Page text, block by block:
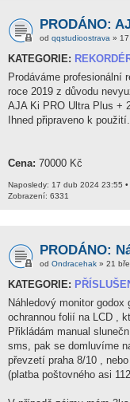
PRODÁNO:
od qqstudioostrava »
KATEGORIE:
Prodáváme profesionální
roce 2019 z důvodu
AJA Ki PRO Ultra Plus +
Ihned připraveno k
Cena: 70000 Kč
Naposledy: 17 dub 2024 23:55 •
Zobrazení: 6331
PRODÁNO:
od Ondracehak » 21
KATEGORIE:
Náhledový monitor
ochrannou folií na LCD ,
Přikládám manual
sms, pak se domluvíme
převzetí praha 8/10 ,
(platba poštovného asi